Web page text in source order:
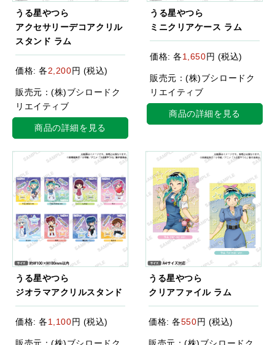
うる星やつら
アクセサリーデコアクリル
スタンド ラム
価格: 各2,200円 (税込)
販売元：(株)ブシロードク
リエイティブ
商品の詳細を見る
うる星やつら
ミニクリアケース ラム
価格: 各1,650円 (税込)
販売元：(株)ブシロードク
リエイティブ
商品の詳細を見る
うる星やつら
ジオラマアクリルスタンド
価格: 各1,100円 (税込)
販売元：(株)ブシロードク
うる星やつら
クリアファイル ラム
価格: 各550円 (税込)
販売元：(株)ブシロードク